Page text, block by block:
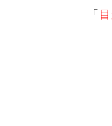
「